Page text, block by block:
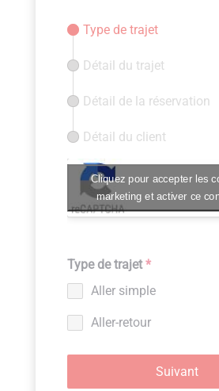
Type de trajet
Détail du trajet
Détail de la réservation
Détail du client
Cliquez pour accepter les
marketing et activer ce
Type de trajet*
Aller simple
Aller-retour
Suivant